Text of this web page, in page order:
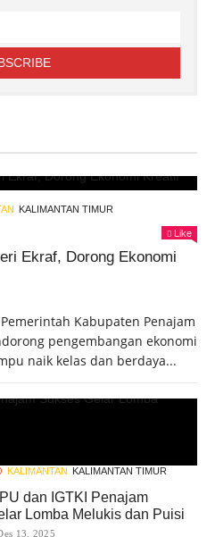
KALIMANTAN TIMUR
Like
Ekraf, Dorong Ekonomi
Kabupaten Penajam
pengembangan ekonomi
naik kelas dan berdaya...
KALIMANTAN KALIMANTAN TIMUR
dan IGTKI Penajam
Lomba Melukis dan Puisi
13, 2025